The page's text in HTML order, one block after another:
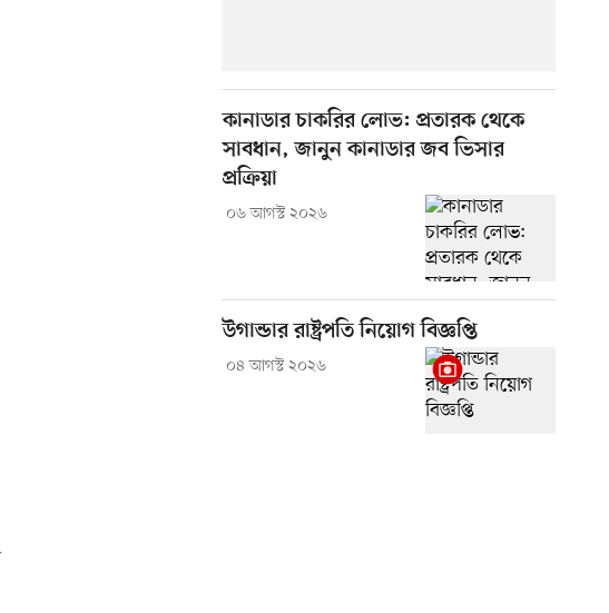
কানাডার চাকরির লোভ: প্রতারক থেকে
সাবধান, জানুন কানাডার জব ভিসার
প্রক্রিয়া
০৬ আগস্ট ২০২৬
উগান্ডার রাষ্ট্রপতি নিয়োগ বিজ্ঞপ্তি
০৪ আগস্ট ২০২৬